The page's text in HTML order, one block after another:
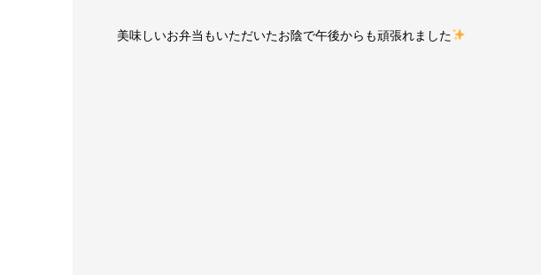
美味しいお弁当もいただいたお陰で午後からも頑張れました